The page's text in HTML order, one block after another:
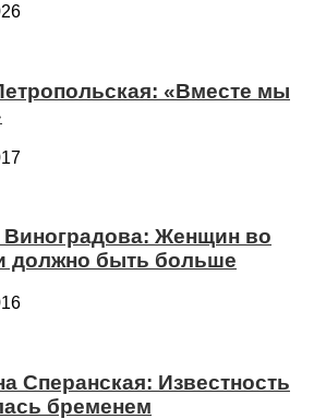
«Вместе мы
Виноградова: Женщин во
должно быть больше
Сперанская: Известность
бременем